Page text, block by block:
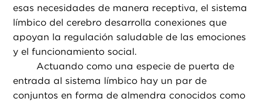
esas necesidades de manera receptiva, el sistema
límbico del cerebro desarrolla conexiones que
apoyan la regulación saludable de las emociones
y el funcionamiento social.
Actuando como una especie de puerta de
entrada al sistema límbico hay un par de
conjuntos en forma de almendra conocidos como